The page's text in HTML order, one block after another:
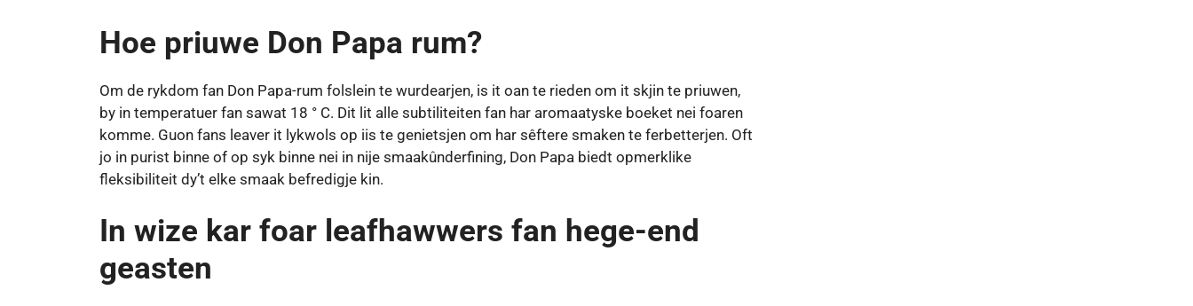
Hoe priuwe Don Papa rum?
Om de rykdom fan Don Papa-rum folslein te wurdearjen, is it oan te rieden om it skjin te priuwen,
by in temperatuer fan sawat 18 ° C. Dit lit alle subtiliteiten fan har aromaatyske boeket nei foaren
komme. Guon fans leaver it lykwols op iis te genietsjen om har sêftere smaken te ferbetterjen. Oft
jo in purist binne of op syk binne nei in nije smaakûnderfining, Don Papa biedt opmerklike
fleksibiliteit dy’t elke smaak befredigje kin.
In wize kar foar leafhawwers fan hege-end
geasten